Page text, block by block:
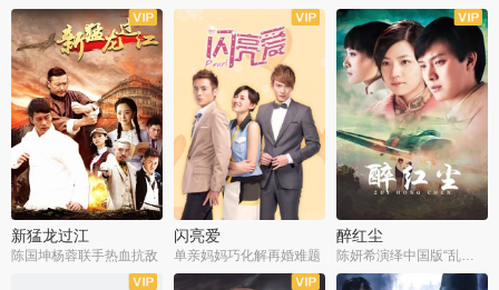
全36集
新猛龙过江
陈国坤杨蓉联手热血抗敌
全37集
闪亮爱
单亲妈妈巧化解再婚难题
全30集
醉红尘
陈妍希演绎中国版“乱世佳人”
全30集 全30集